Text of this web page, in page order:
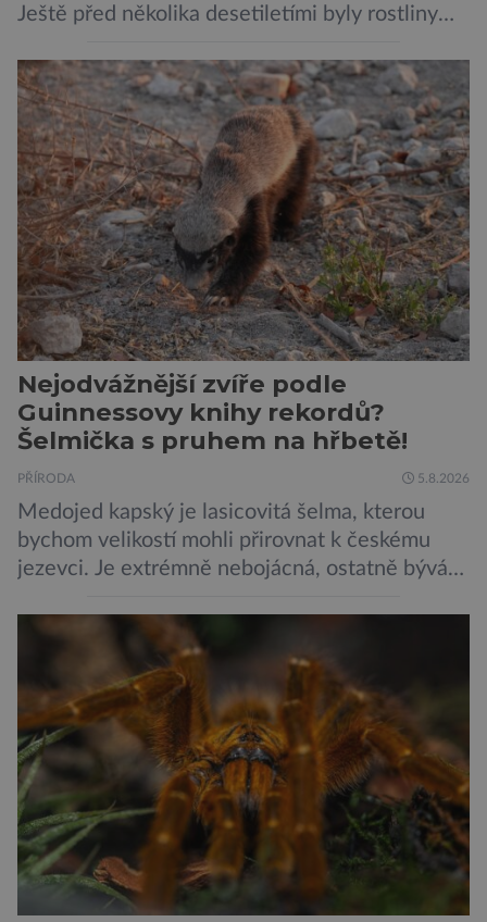
Ještě před několika desetiletími byly rostliny
pouze reagují na změny prostředí. Moderní
výzkum však ukazuje, že skutečnost je mnohem
zajímavější. Rostliny totiž dokážou své okolí
vnímat prostřednictvím mechanických podnětů
a samy také vydávají zvuky […]
Nejodvážnější zvíře podle
Guinnessovy knihy rekordů?
Šelmička s pruhem na hřbetě!
PŘÍRODA 5.8.2026
Medojed kapský je lasicovitá šelma, kterou
bychom velikostí mohli přirovnat k českému
jezevci. Je extrémně nebojácná, ostatně bývá
této souvislosti je dokonce zapsána do
Guinnessovy knihy rekordů. Navzdory svému
názvu nežije pouze v jižní Africe, ale domovem
je mu valná část černého kontinentu a
vyskytuje se rovněž v oblastech […]